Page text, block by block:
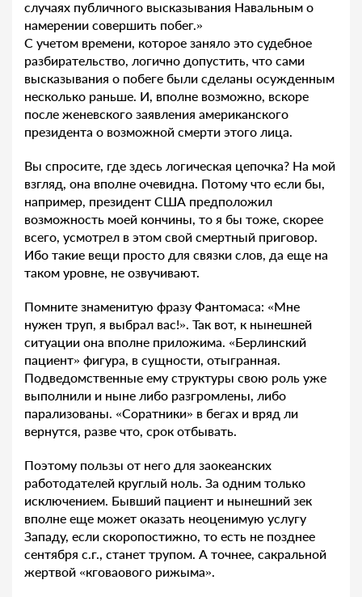
случаях публичного высказывания Навальным о
намерении совершить побег.»
С учетом времени, которое заняло это судебное
разбирательство, логично допустить, что сами
высказывания о побеге были сделаны осужденным
несколько раньше. И, вполне возможно, вскоре
после женевского заявления американского
президента о возможной смерти этого лица.
Вы спросите, где здесь логическая цепочка? На мой
взгляд, она вполне очевидна. Потому что если бы,
например, президент США предположил
возможность моей кончины, то я бы тоже, скорее
всего, усмотрел в этом свой смертный приговор.
Ибо такие вещи просто для связки слов, да еще на
таком уровне, не озвучивают.
Помните знаменитую фразу Фантомаса: «Мне
нужен труп, я выбрал вас!». Так вот, к нынешней
ситуации она вполне приложима. «Берлинский
пациент» фигура, в сущности, отыгранная.
Подведомственные ему структуры свою роль уже
выполнили и ныне либо разгромлены, либо
парализованы. «Соратники» в бегах и вряд ли
вернутся, разве что, срок отбывать.
Поэтому пользы от него для заокеанских
работодателей круглый ноль. За одним только
исключением. Бывший пациент и нынешний зек
вполне еще может оказать неоценимую услугу
Западу, если скоропостижно, то есть не позднее
сентября с.г., станет трупом. А точнее, сакральной
жертвой «кговаового рижыма».